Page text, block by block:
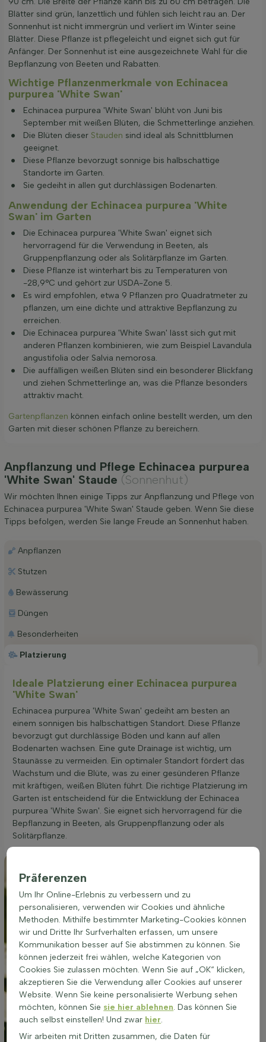
Blätter sind grün, lanzettlich und fühlen sich leicht rau an. Der
Sonnenhut ist nicht immergrün und verliert im Winter seine
Blätter. Diese Pflanze ist pflegeleicht und eignet sich gut für
Anfänger. Der Sonnenhut ist eine ausgezeichnete Wahl für die
Bepflanzung von Beeten und Rabatten.
Wichtige Pflanzenmerkmale von Echinacea
purpurea 'White Swan'
Echinacea purpurea 'White Swan' blüht von Juni bis
September mit weißen Blüten, die Schmetterlinge anziehen.
Die Blüten dieser Stauden sind ideal als Schnittblumen
geeignet.
Diese Pflanze bevorzugt sonnige bis halbschattige
Standorte im Garten.
Sie gedeiht in allen gut durchlässigen Bodenarten.
Anwendung der Echinacea purpurea 'White
Swan' im Garten
Die Echinacea purpurea 'White Swan' eignet sich
hervorragend für die Verwendung in Beeten, als
Gruppenpflanzung oder als Solitärpflanze im Garten.
Diese Pflanze ist winterhart bis zu Temperaturen von
-28,9°C und gehört zur USDA-Zone 5.
Es wird empfohlen, etwa 9 Pflanzen pro Quadratmeter zu
pflanzen, um eine dichte und attraktive Bepflanzung zu
erreichen.
Die Echinacea purpurea 'White Swan' lässt sich gut mit
anderen Pflanzen kombinieren, wie zum Beispiel Lavandula
angustifolia oder Salvia nemorosa.
Die auffälligen weißen Blüten sind ein besonderer Blickfang
und ziehen Schmetterlinge an, was die Pflanze besonders
attraktiv macht.
Gartenpflanzen können einfach online bestellt werden, um den
Garten mit dieser schönen Pflanze zu bereichern.
Anpflanzung und Pflege Echinacea purpurea
'White Swan' Staude (Sonnenhut)
Wir möchten Ihnen einige Tipps zur Anpflanzung und Pflege von
Echinacea purpurea 'White Swan' Staude geben. Wenn Sie diese
Tipps befolgen, werden Sie lange Freude an Sonnenhut haben.
Platzierung
Anpflanzen
Stutzen
Bewässerung
Düngen
Besonderheiten
Ideale Platzierung einer Echinacea purpurea
'White Swan'
Echinacea purpurea 'White Swan' gedeiht am besten an
einem sonnigen bis halbschattigen Standort. Diese Pflanze
bevorzugt gut durchlässige Böden und kann auf allen
Bodenarten wachsen. Eine gute Drainage ist wichtig, um
Staunässe zu vermeiden. Ein optimaler Standort fördert das
Wachstum und die Blüte, was zu einer gesünderen Pflanze
mit kräftigen, weißen Blüten führt. Die richtige Platzierung im
Garten ist entscheidend für die Entwicklung der Echinacea
purpurea 'White Swan'. Sie eignet sich hervorragend für die
Bepflanzung in Beeten, als Gruppenpflanzung oder als
Solitärpflanze.
Präferenzen
Um Ihr Online-Erlebnis zu verbessern und zu
personalisieren, verwenden wir Cookies und ähnliche
Methoden. Mithilfe bestimmter Marketing-Cookies können
wir und Dritte Ihr Surfverhalten erfassen, um unsere
Kommunikation besser auf Sie abstimmen zu können. Sie
können jederzeit frei wählen, welche Kategorien von
Cookies Sie zulassen möchten. Wenn Sie auf „OK“ klicken,
akzeptieren Sie die Verwendung aller Cookies auf unserer
Website. Wenn Sie keine personalisierte Werbung sehen
möchten, können Sie sie hier ablehnen. Das können Sie
auch selbst einstellen! Und zwar hier.
Wir arbeiten mit Dritten zusammen, die Daten für